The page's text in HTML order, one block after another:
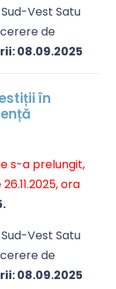
Vest Satu
de
08.09.2025
în
s-a prelungit,
ora
Vest Satu
de
08.09.2025